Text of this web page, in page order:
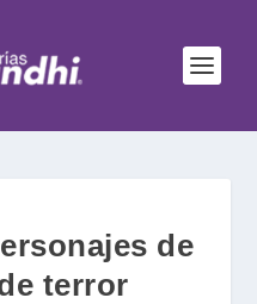
de
terror